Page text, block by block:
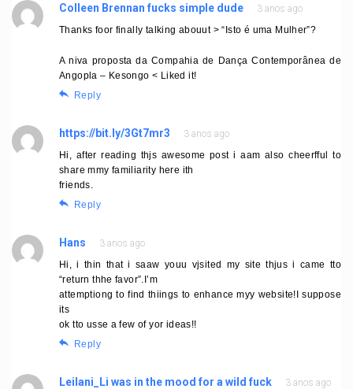
Colleen Brennan fucks simple dude
3 anos ago
Thanks foor finally talking abouut > “Isto é uma Mulher”?
A niva proposta da Compahia de Dança Contemporânea de
Angopla – Kesongo < Liked it!
Reply
https://bit.ly/3Gt7mr3
3 anos ago
Hi, after reading thjs awesome post i aam also cheerfful to
share mmy familiarity here ith
friends.
Reply
Hans
3 anos ago
Hi, i thin that i saaw youu vjsited my site thjus i came tto
“return thhe favor”.I’m
attemptiong to find thiings to enhance myy website!I suppose
its
ok tto usse a few of yor ideas!!
Reply
Leilani_Li was in the mood for a wild fuck
3 anos ago